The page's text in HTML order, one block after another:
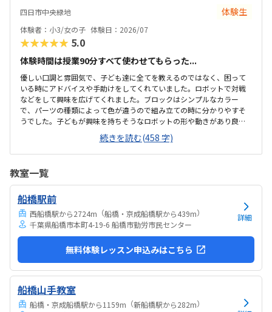
できました。入室したら必ず手を洗うルールも良いです。教室にある
教科書などもきちんと整理整頓されています。キット代が兄弟割引で
半額になりました。入会金も無料に。欲を言えば、...
四日市中央緑地 体験生
体験者：小3/女の子 体験日：2026/07
★★★★★ 5.0
体験時間は授業90分すべて使わせてもらった...
優しい口調と雰囲気で、子ども達に全てを教えるのではなく、困って
いる時にアドバイスや手助けをしてくれていました。ロボットで対戦
などをして興味を広げてくれました。ブロックはシンプルなカラー
で、パーツの種類によって色が違うので組み立ての時に分かりやすそ
うでした。子どもが興味を持ちそうなロボットの形や動きがあり良か
ったです。駐車場は停めやすく、分かりやすい場所にあるので助かり
ます。近くに別の施設もあるので、習ってない兄弟が過ごしやすいと
思いました。教室はシンプルで余計なものが置いてないので集中でき
したりできるのは助かります。料金は今の物価で考えれば高いとは思
いませんが、子どもの成長具合で判断すると思います。子どもが自発
的にどんどん作り進めていったのには正直驚きました。最初からたく
さんあれこれ説明されずブロックを触らせてもらったの...
続きを読む(458 字)
教室一覧
船橋駅前
西船橋駅から2724m （船橋・京成船橋駅から439m）
千葉県船橋市本町4-19-6 船橋市勤労市民センター
詳細
無料体験レッスン申込みはこちら
船橋山手教室
船橋・京成船橋駅から1159m （新船橋駅から282m）